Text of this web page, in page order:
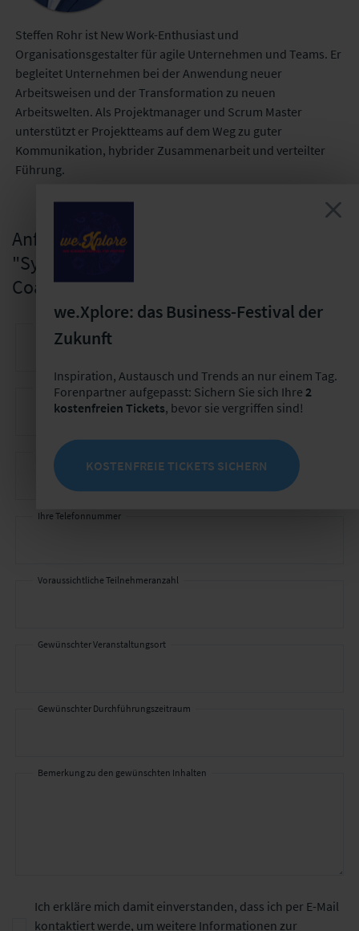
Steffen Rohr ist New Work-Enthusiast und
Organisationsgestalter für agile Unternehmen und Teams. Er
begleitet Unternehmen bei der Anwendung neuer
Arbeitsweisen und der Transformation zu neuen
Arbeitswelten. Als Projektmanager und Scrum Master
unterstützt er Projektteams auf dem Weg zu guter
Kommunikation, hybrider Zusammenarbeit und verteilter
Führung.
Anfrage zum Inhouse-Seminar
"Systemisches Einzel- und Team-
Coaching"
Ihr Vor- und Nachname *
Ihr Unternehmen *
Ihre E-Mail-Adresse *
Ihre Telefonnummer
Voraussichtliche Teilnehmeranzahl
Gewünschter Veranstaltungsort
Gewünschter Durchführungszeitraum
Bemerkung zu den gewünschten Inhalten
Ich erkläre mich damit einverstanden, dass ich per E-Mail
kontaktiert werde, um weitere Informationen zur
we.Xplore: das Business-Festival der
Zukunft
Inspiration, Austausch und Trends an nur einem Tag.
Forenpartner aufgepasst: Sichern Sie sich Ihre 2
kostenfreien Tickets, bevor sie vergriffen sind!
KOSTENFREIE TICKETS SICHERN